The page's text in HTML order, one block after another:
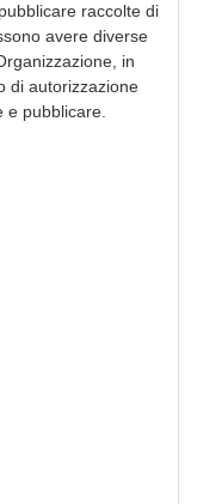
raccolte di
avere diverse
in
di autorizzazione
e pubblicare.